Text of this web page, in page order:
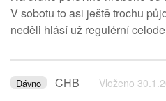
V sobotu to asi ještě trochu
neděli hlásí už regulérní
Dávno CHB Vloženo